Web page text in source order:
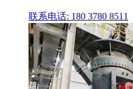
联系电话: 180 3780 8511